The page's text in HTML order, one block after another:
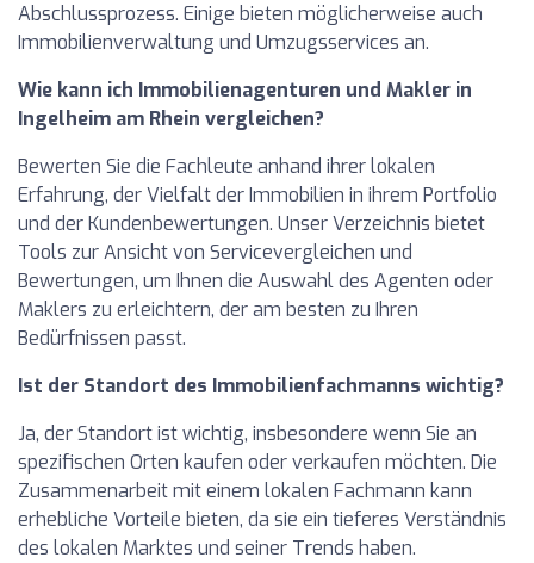
Abschlussprozess. Einige bieten möglicherweise auch
Immobilienverwaltung und Umzugsservices an.
Wie kann ich Immobilienagenturen und Makler in
Ingelheim am Rhein vergleichen?
Bewerten Sie die Fachleute anhand ihrer lokalen
Erfahrung, der Vielfalt der Immobilien in ihrem Portfolio
und der Kundenbewertungen. Unser Verzeichnis bietet
Tools zur Ansicht von Servicevergleichen und
Bewertungen, um Ihnen die Auswahl des Agenten oder
Maklers zu erleichtern, der am besten zu Ihren
Bedürfnissen passt.
Ist der Standort des Immobilienfachmanns wichtig?
Ja, der Standort ist wichtig, insbesondere wenn Sie an
spezifischen Orten kaufen oder verkaufen möchten. Die
Zusammenarbeit mit einem lokalen Fachmann kann
erhebliche Vorteile bieten, da sie ein tieferes Verständnis
des lokalen Marktes und seiner Trends haben.